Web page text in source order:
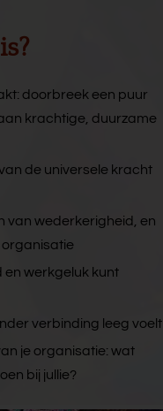
doorbreek een puur
krachtige, duurzame
de universele kracht
van wederkerigheid, en
en werkgeluk kunt
verbinding leeg voelt
je organisatie: wat
bij jullie?